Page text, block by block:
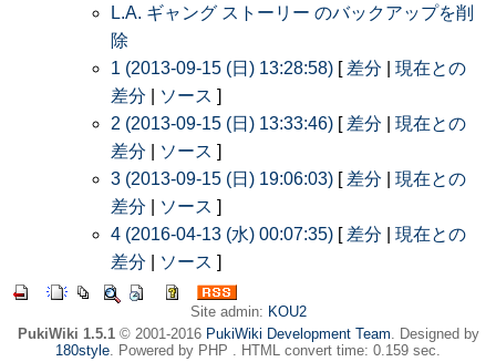
L.A. ギャング ストーリー のバックアップを削
除
1 (2013-09-15 (日) 13:28:58) [ 差分
現在との
差分
ソース ]
2 (2013-09-15 (日) 13:33:46) [ 差分
現在との
差分
ソース ]
3 (2013-09-15 (日) 19:06:03) [ 差分
現在との
差分
ソース ]
4 (2016-04-13 (水) 00:07:35) [ 差分
現在との
差分
ソース ]
Site admin: KOU2
PukiWiki 1.5.1© 2001-2016 PukiWiki Development Team. Designed by
180style. Powered by PHP . HTML convert time: 0.159 sec.